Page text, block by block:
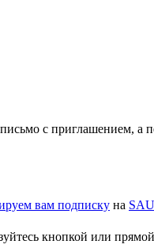
с приглашением, а
вам подписку на
кнопкой или